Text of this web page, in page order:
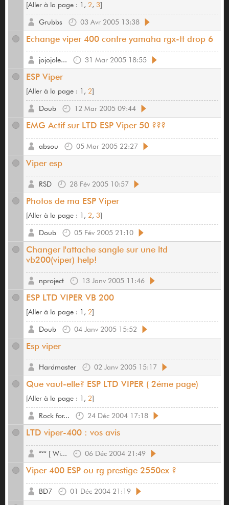
[Aller à la page : 1, 2, 3]
03 Avr 2005 13:38
Grubbs
Echange viper 400 contre yamaha rgx-tt drop 6
31 Mar 2005 18:55
jojojole...
ESP Viper
[Aller à la page : 1, 2]
12 Mar 2005 09:44
Doub
EMG Actif sur LTD ESP Viper 50 ???
05 Mar 2005 22:27
absou
Viper esp
28 Fév 2005 10:57
RSD
Photos de ma ESP Viper
[Aller à la page : 1, 2, 3]
05 Fév 2005 21:10
Doub
Changer l'attache sangle sur une ltd
vb200(viper) help!
13 Janv 2005 11:46
nproject
ESP LTD VIPER VB 200
[Aller à la page : 1, 2]
04 Janv 2005 15:52
Doub
Esp viper
02 Janv 2005 15:17
Hardmaster
Que vaut-elle? ESP LTD VIPER ( 2éme page)
[Aller à la page : 1, 2]
24 Déc 2004 17:18
Rock for...
LTD viper-400 : vos avis
06 Déc 2004 21:49
°°° [ Wi...
Viper 400 ESP ou rg prestige 2550ex ?
01 Déc 2004 21:19
BD7